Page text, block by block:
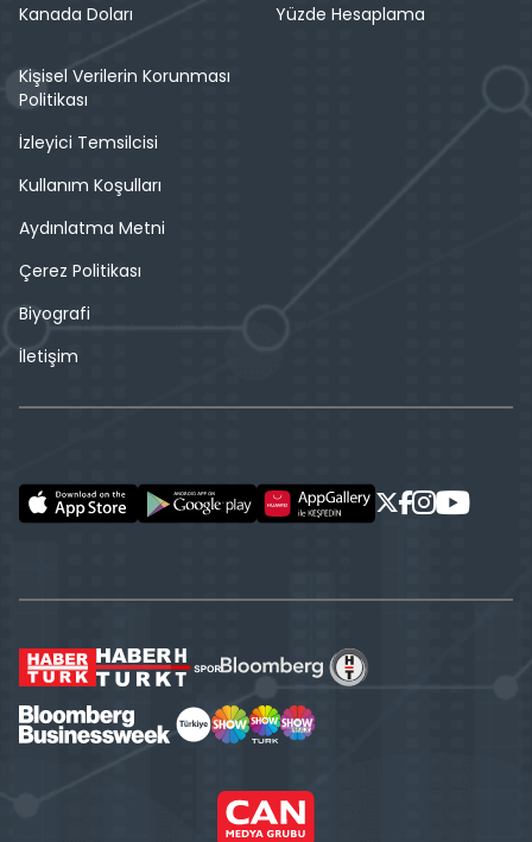
Kanada Doları
Yüzde Hesaplama
Kişisel Verilerin Korunması
Politikası
İzleyici Temsilcisi
Kullanım Koşulları
Aydınlatma Metni
Çerez Politikası
Biyografi
İletişim